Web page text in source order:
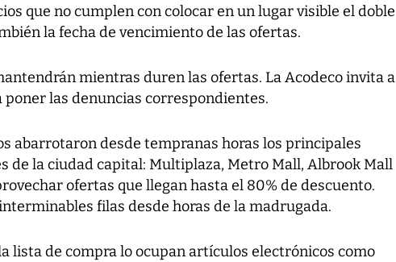
que no cumplen con colocar en un lugar visible el doble
la fecha de vencimiento de las ofertas.
mientras duren las ofertas. La Acodeco invita a
poner las denuncias correspondientes.
abarrotaron desde tempranas horas los principales
de la ciudad capital: Multiplaza, Metro Mall, Albrook Mall
ofertas que llegan hasta el 80% de descuento.
filas desde horas de la madrugada.
lista de compra lo ocupan artículos electrónicos como